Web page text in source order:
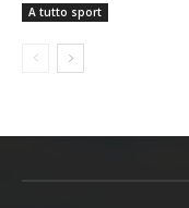
A tutto sport